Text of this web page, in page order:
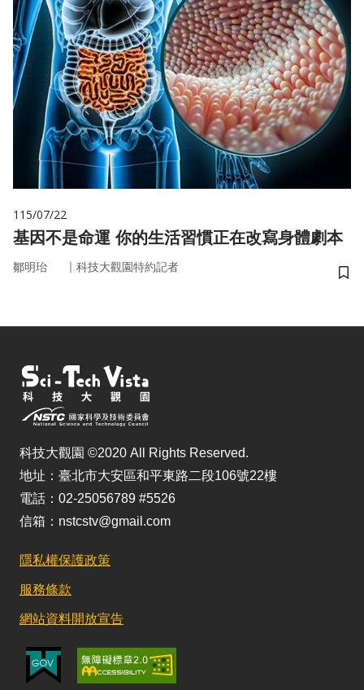
115/07/22
基因不是命運 你的生活習慣正在改寫身體劇本
鄒明珆 ｜ 科技大觀園特約記者
儲
科技大觀園 ©2020 All Rights Reserved.
地址：臺北市大安區和平東路二段106號22樓
電話：02-25056789 #5526
信箱：nstcstv@gmail.com
隱私權保護政策
服務條款
網站資料開放宣告